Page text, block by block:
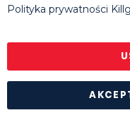
Godziny pracy
Polityka prywatności